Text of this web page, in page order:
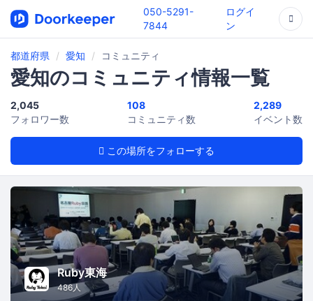
050-5291-
7844
ログイ
ン
都道府県 愛知 コミュニティ
愛知のコミュニティ情報一覧
この場所をフォローする
2,045
フォロワー数
108
コミュニティ数
2,289
イベント数
Ruby東海
486人